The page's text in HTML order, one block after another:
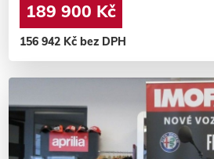
189 900 Kč
156 942 Kč bez DPH